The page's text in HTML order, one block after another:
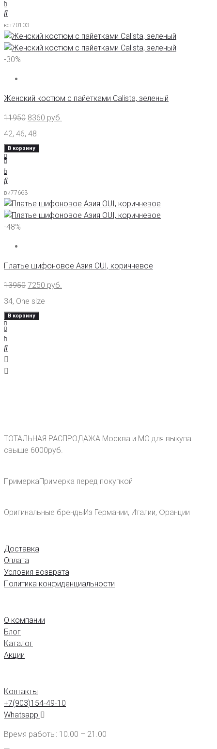
кст70103
-30%
Женский костюм с пайетками Calista, зеленый
11950 8360 руб.
42, 46, 48
В корзину
ви77663
-48%
Платье шифоновое Азия OUI, коричневое
13950 7250 руб.
34, One size
В корзину
ТОТАЛЬНАЯ РАСПРОДАЖА Москва и МО для выкупа
свыше 6000руб.
ПримеркаПримерка перед покупкой
Оригинальные брендыИз Германии, Италии, Франции
Доставка
Оплата
Условия возврата
Политика конфиденциальности
О компании
Блог
Каталог
Акции
Контакты
+7(903)154-49-10
Whatsapp
Время работы: 10.00 – 21.00